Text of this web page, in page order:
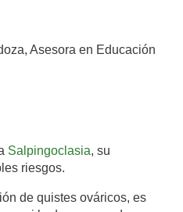
Asesora en Educación
Salpingoclasia, su
riesgos.
de quistes ováricos, es